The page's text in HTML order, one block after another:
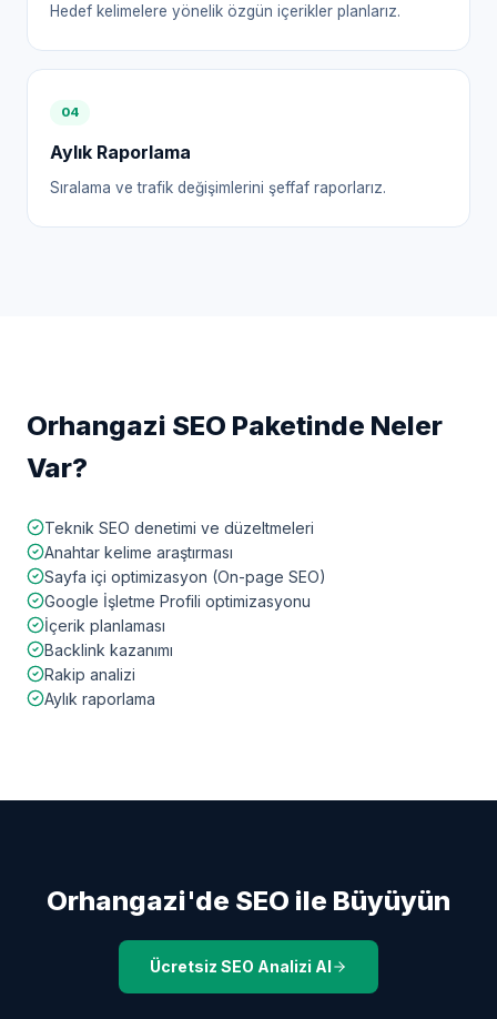
Hedef kelimelere yönelik özgün içerikler planlarız.
04
Aylık Raporlama
Sıralama ve trafik değişimlerini şeffaf raporlarız.
Orhangazi SEO Paketinde Neler
Var?
Teknik SEO denetimi ve düzeltmeleri
Anahtar kelime araştırması
Sayfa içi optimizasyon (On-page SEO)
Google İşletme Profili optimizasyonu
İçerik planlaması
Backlink kazanımı
Rakip analizi
Aylık raporlama
Orhangazi'de SEO ile Büyüyün
Ücretsiz SEO Analizi Al